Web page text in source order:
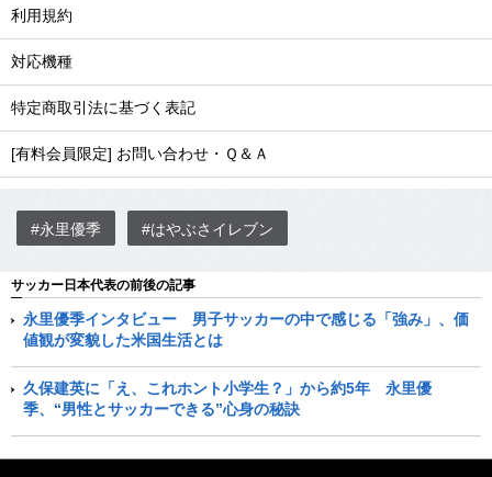
利用規約
対応機種
特定商取引法に基づく表記
[有料会員限定] お問い合わせ・Ｑ＆Ａ
#永里優季 #はやぶさイレブン
サッカー日本代表の前後の記事
永里優季インタビュー 男子サッカーの中で感じる「強み」、価
値観が変貌した米国生活とは
久保建英に「え、これホント小学生？」から約5年 永里優
季、“男性とサッカーできる”心身の秘訣